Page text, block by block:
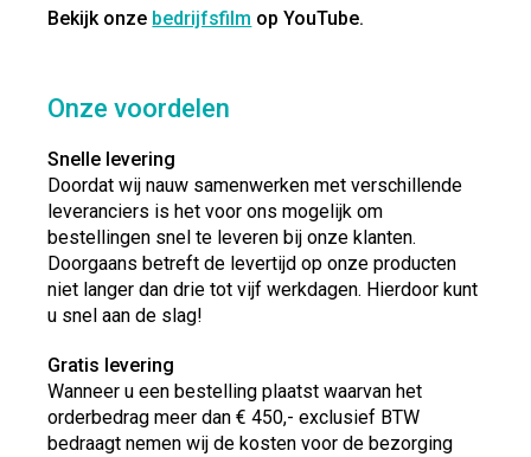
Bekijk onze bedrijfsfilm op YouTube.
Onze voordelen
Snelle levering
Doordat wij nauw samenwerken met verschillende
leveranciers is het voor ons mogelijk om
bestellingen snel te leveren bij onze klanten.
Doorgaans betreft de levertijd op onze producten
niet langer dan drie tot vijf werkdagen. Hierdoor kunt
u snel aan de slag!
Gratis levering
Wanneer u een bestelling plaatst waarvan het
orderbedrag meer dan € 450,- exclusief BTW
bedraagt nemen wij de kosten voor de bezorging